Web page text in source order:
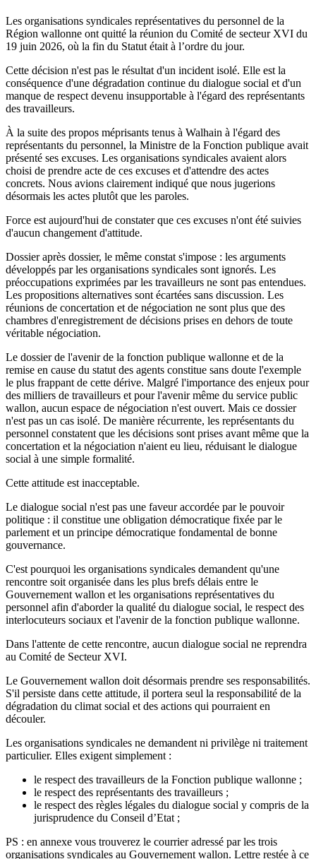
Les organisations syndicales représentatives du personnel de la
Région wallonne ont quitté la réunion du Comité de secteur XVI du
19 juin 2026, où la fin du Statut était à l’ordre du jour.
Cette décision n'est pas le résultat d'un incident isolé. Elle est la
conséquence d'une dégradation continue du dialogue social et d'un
manque de respect devenu insupportable à l'égard des représentants
des travailleurs.
À la suite des propos méprisants tenus à Walhain à l'égard des
représentants du personnel, la Ministre de la Fonction publique avait
présenté ses excuses. Les organisations syndicales avaient alors
choisi de prendre acte de ces excuses et d'attendre des actes
concrets. Nous avions clairement indiqué que nous jugerions
désormais les actes plutôt que les paroles.
Force est aujourd'hui de constater que ces excuses n'ont été suivies
d'aucun changement d'attitude.
Dossier après dossier, le même constat s'impose : les arguments
développés par les organisations syndicales sont ignorés. Les
préoccupations exprimées par les travailleurs ne sont pas entendues.
Les propositions alternatives sont écartées sans discussion. Les
réunions de concertation et de négociation ne sont plus que des
chambres d'enregistrement de décisions prises en dehors de toute
véritable négociation.
Le dossier de l'avenir de la fonction publique wallonne et de la
remise en cause du statut des agents constitue sans doute l'exemple
le plus frappant de cette dérive. Malgré l'importance des enjeux pour
des milliers de travailleurs et pour l'avenir même du service public
wallon, aucun espace de négociation n'est ouvert. Mais ce dossier
n'est pas un cas isolé. De manière récurrente, les représentants du
personnel constatent que les décisions sont prises avant même que la
concertation et la négociation n'aient eu lieu, réduisant le dialogue
social à une simple formalité.
Cette attitude est inacceptable.
Le dialogue social n'est pas une faveur accordée par le pouvoir
politique : il constitue une obligation démocratique fixée par le
parlement et un principe démocratique fondamental de bonne
gouvernance.
C'est pourquoi les organisations syndicales demandent qu'une
rencontre soit organisée dans les plus brefs délais entre le
Gouvernement wallon et les organisations représentatives du
personnel afin d'aborder la qualité du dialogue social, le respect des
interlocuteurs sociaux et l'avenir de la fonction publique wallonne.
Dans l'attente de cette rencontre, aucun dialogue social ne reprendra
au Comité de Secteur XVI.
Le Gouvernement wallon doit désormais prendre ses responsabilités.
S'il persiste dans cette attitude, il portera seul la responsabilité de la
dégradation du climat social et des actions qui pourraient en
découler.
Les organisations syndicales ne demandent ni privilège ni traitement
particulier. Elles exigent simplement :
le respect des travailleurs de la Fonction publique wallonne ;
le respect des représentants des travailleurs ;
le respect des règles légales du dialogue social y compris de la
jurisprudence du Conseil d’Etat ;
PS : en annexe vous trouverez le courrier adressé par les trois
organisations syndicales au Gouvernement wallon. Lettre restée à ce